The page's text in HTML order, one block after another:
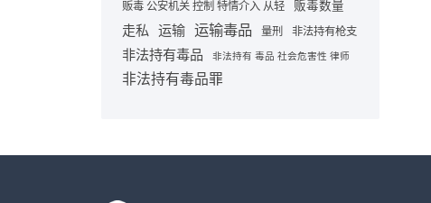
贩毒 公安机关 控制 特情介入 从轻
贩毒数量
走私 运输 运输毒品 量刑 非法持有枪支
非法持有毒品 非法持有 毒品 社会危害性 律师
非法持有毒品罪